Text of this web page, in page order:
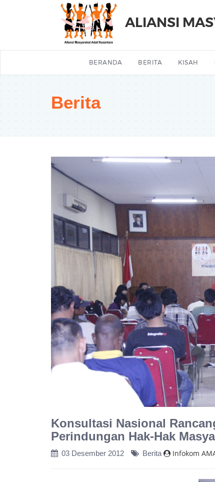
ALIANSI
BERANDA BERITA KISAH
Berita
Konsultasi Nasional
Perindungan Hak-Hak
03 Desember 2012 Berita Infokom